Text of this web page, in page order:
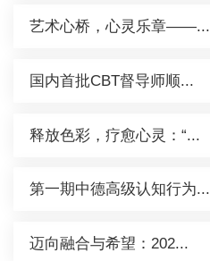
艺术心桥，心灵乐章——...
国内首批CBT督导师顺...
释放色彩，疗愈心灵：“...
第一期中德高级认知行为...
迈向融合与希望：202...